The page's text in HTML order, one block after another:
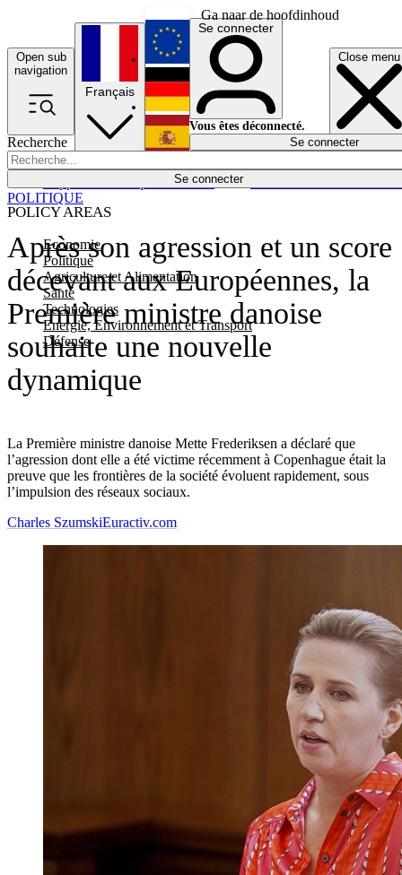
Ga naar de hoofdinhoud
Open sub
navigation
Close menu
Recherche
Se connecter
POLICY AREAS
Economie
Politique
Agriculture et Alimentation
Santé
Technologies
Energie, Environnement et Transport
Défense
Économie
Français
English
Deutsch
Español
Se connecter
Vous êtes déconnecté.
Se connecter
Après son agression et un score
décevant aux Européennes, la
Première ministre danoise
souhaite une nouvelle
dynamique
La Première ministre danoise Mette Frederiksen a déclaré que
l’agression dont elle a été victime récemment à Copenhague était la
preuve que les frontières de la société évoluent rapidement, sous
l’impulsion des réseaux sociaux.
POLITIQUE
Charles SzumskiEuractiv.com